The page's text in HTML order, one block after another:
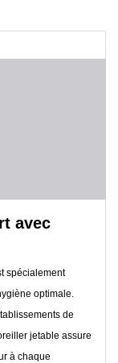
avec
spécialement
optimale.
de
jetable assure
à chaque